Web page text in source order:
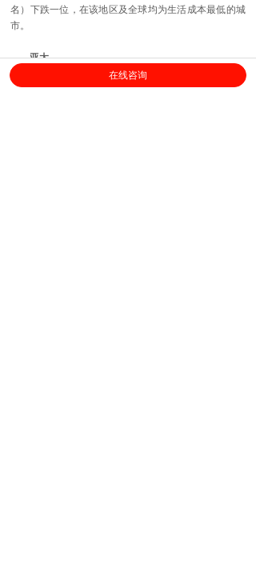
名）下跌一位，在该地区及全球均为生活成本最低的城
市。
亚太
2019年的榜单中前十名城市有8个来自亚洲，部分归
在线咨询